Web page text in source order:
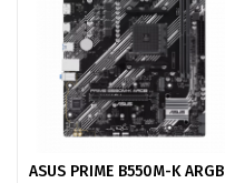
ASUS PRIME B550M-K ARGB